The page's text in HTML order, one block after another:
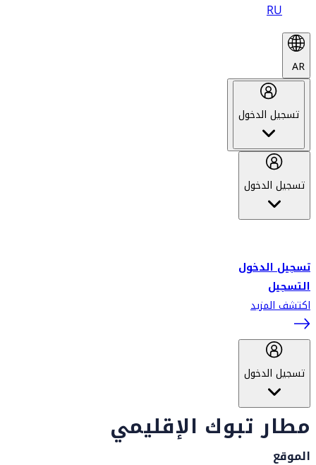
RU
AR
تسجيل الدخول
تسجيل الدخول
تسجيل الدخول
التسجيل
اكتشف المزيد
تسجيل الدخول
مطار تبوك الإقليمي
الموقع